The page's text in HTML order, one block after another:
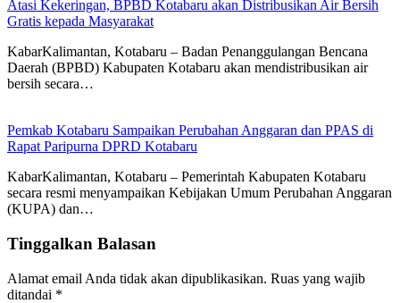
Atasi Kekeringan, BPBD Kotabaru akan Distribusikan Air Bersih
Gratis kepada Masyarakat
KabarKalimantan, Kotabaru – Badan Penanggulangan Bencana
Daerah (BPBD) Kabupaten Kotabaru akan mendistribusikan air
bersih secara…
Pemkab Kotabaru Sampaikan Perubahan Anggaran dan PPAS di
Rapat Paripurna DPRD Kotabaru
KabarKalimantan, Kotabaru – Pemerintah Kabupaten Kotabaru
secara resmi menyampaikan Kebijakan Umum Perubahan Anggaran
(KUPA) dan…
Tinggalkan Balasan
Alamat email Anda tidak akan dipublikasikan. Ruas yang wajib
ditandai *